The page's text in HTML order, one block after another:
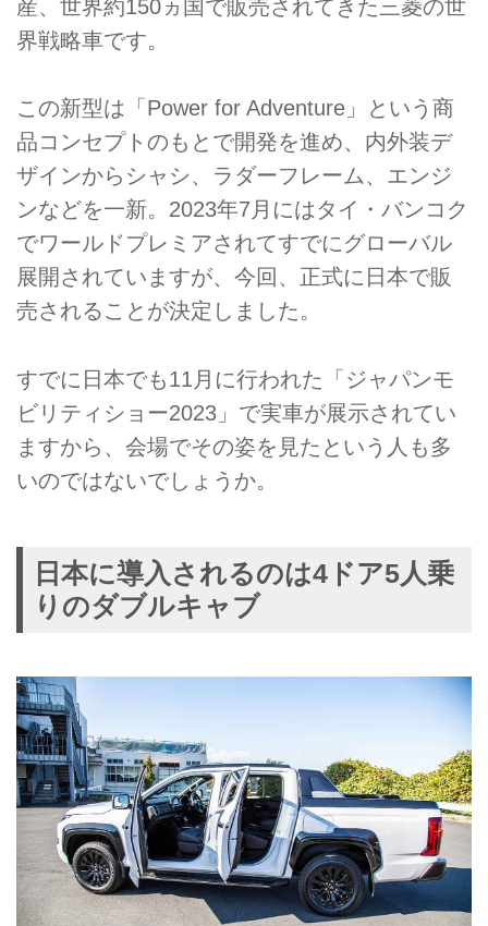
産、世界約150ヵ国で販売されてきた三菱の世
界戦略車です。
この新型は「Power for Adventure」という商
品コンセプトのもとで開発を進め、内外装デ
ザインからシャシ、ラダーフレーム、エンジ
ンなどを一新。2023年7月にはタイ・バンコク
でワールドプレミアされてすでにグローバル
展開されていますが、今回、正式に日本で販
売されることが決定しました。
すでに日本でも11月に行われた「ジャパンモ
ビリティショー2023」で実車が展示されてい
ますから、会場でその姿を見たという人も多
いのではないでしょうか。
日本に導入されるのは4ドア5人乗
りのダブルキャブ